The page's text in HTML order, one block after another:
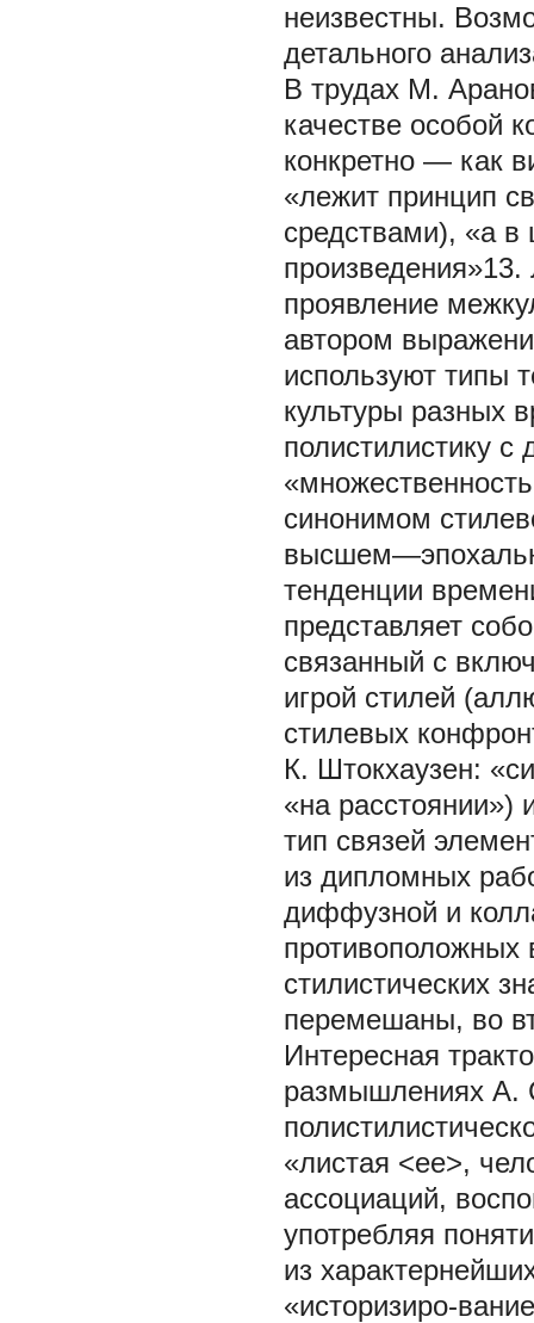
неизвестны.
детального
В трудах М.
качестве особой
конкретно — как
«лежит принцип
средствами), «а в
произведения»13.
проявление
автором
используют типы
культуры разных
полистилистику
синонимом
тенденции
представляет
связанный с
игрой стилей
стилевых
К. Штокхаузен:
«на расстоянии»)
тип связей
из дипломных
диффузной и
противоположных
стилистических
перемешаны, во
Интересная
размышлениях А.
«листая <ее>,
ассоциаций,
употребляя
из
«историзиро-